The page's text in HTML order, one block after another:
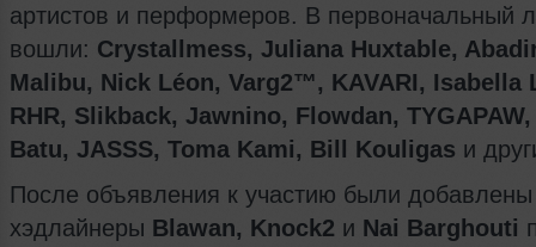
артистов и перформеров. В первоначальный
вошли: Crystallmess, Juliana Huxtable,
Malibu, Nick Léon, Varg2™, KAVARI, Isabella
RHR, Slikback, Jawnino, Flowdan,
Batu, JASSS, Toma Kami, Bill Kouligas и
После объявления к участию были добавлены
хэдлайнеры Blawan, Knock2 и Nai Barghouti